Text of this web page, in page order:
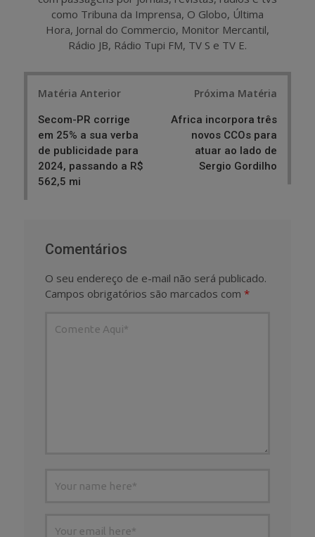
como Tribuna da Imprensa, O Globo, Última
Hora, Jornal do Commercio, Monitor Mercantil,
Rádio JB, Rádio Tupi FM, TV S e TV E.
Matéria Anterior
Secom-PR corrige
em 25% a sua verba
de publicidade para
2024, passando a R$
562,5 mi
Próxima Matéria
Africa incorpora três
novos CCOs para
atuar ao lado de
Sergio Gordilho
Comentários
O seu endereço de e-mail não será publicado.
Campos obrigatórios são marcados com *